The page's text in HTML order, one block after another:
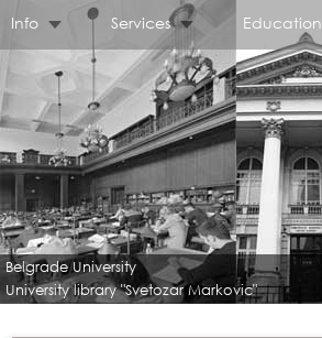
Info Services Education
Belgrade University
University library "Svetozar Markovic"